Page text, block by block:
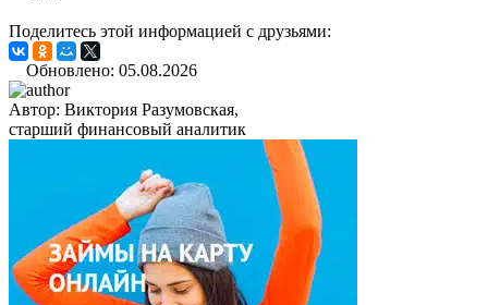
Поделитесь этой информацией с друзьями:
Обновлено: 05.08.2026
Автор: Виктория Разумовская,
старший финансовый аналитик